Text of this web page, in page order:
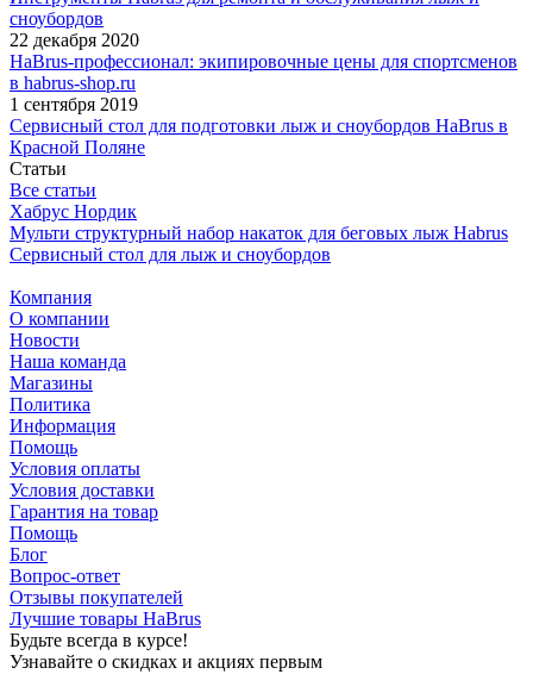
сноубордов
22 декабря 2020
HaBrus-профессионал: экипировочные цены для спортсменов
в habrus-shop.ru
1 сентября 2019
Сервисный стол для подготовки лыж и сноубордов HaBrus в
Красной Поляне
Статьи
Все статьи
Хабрус Нордик
Мульти структурный набор накаток для беговых лыж Habrus
Сервисный стол для лыж и сноубордов
Компания
О компании
Новости
Наша команда
Магазины
Политика
Информация
Помощь
Условия оплаты
Условия доставки
Гарантия на товар
Помощь
Блог
Вопрос-ответ
Отзывы покупателей
Лучшие товары HaBrus
Будьте всегда в курсе!
Узнавайте о скидках и акциях первым